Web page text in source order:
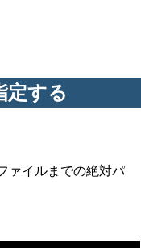
定する
ァイルまでの絶対パ